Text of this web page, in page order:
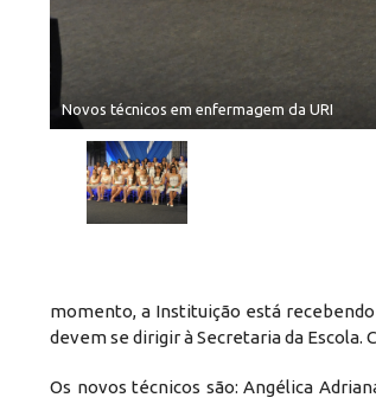
Novos técnicos em enfermagem da URI
momento, a Instituição está
devem se dirigir à Secretaria da Escola.
Os novos técnicos são: Angélica